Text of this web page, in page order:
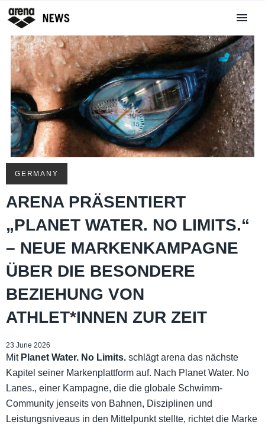
GERMANY
ARENA PRÄSENTIERT
„PLANET WATER. NO LIMITS.“
– NEUE MARKENKAMPAGNE
ÜBER DIE BESONDERE
BEZIEHUNG VON
ATHLET*INNEN ZUR ZEIT
23 June 2026
Mit Planet Water. No Limits. schlägt arena das nächste
Kapitel seiner Markenplattform auf. Nach Planet Water. No
Lanes., einer Kampagne, die die globale Schwimm-
Community jenseits von Bahnen, Disziplinen und
Leistungsniveaus in den Mittelpunkt stellte, richtet die Marke